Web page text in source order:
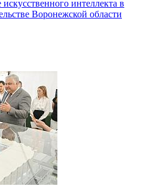
интеллекта в
Воронежской области